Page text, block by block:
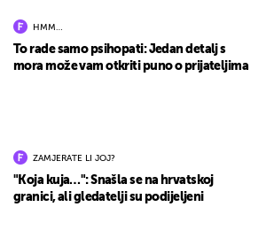
HMM…
To rade samo psihopati: Jedan detalj s
mora može vam otkriti puno o prijateljima
ZAMJERATE LI JOJ?
"Koja kuja…": Snašla se na hrvatskoj
granici, ali gledatelji su podijeljeni